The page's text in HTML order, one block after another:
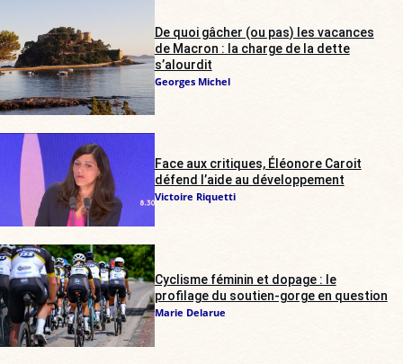
De quoi gâcher (ou pas) les vacances
de Macron : la charge de la dette
s’alourdit
Georges Michel
Face aux critiques, Éléonore Caroit
défend l’aide au développement
Victoire Riquetti
Cyclisme féminin et dopage : le
profilage du soutien-gorge en question
Marie Delarue